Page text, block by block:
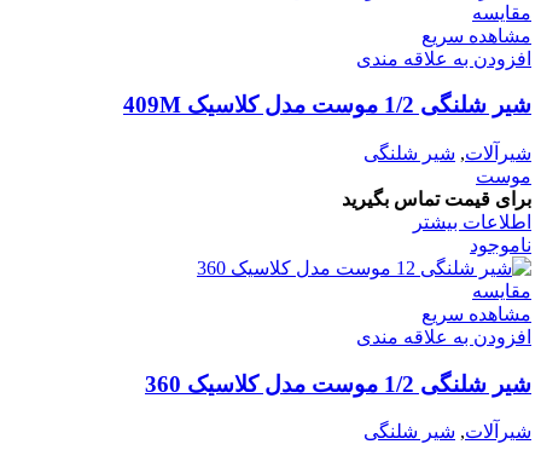
مقایسه
مشاهده سریع
افزودن به علاقه مندی
شیر شلنگی 1/2 موست مدل کلاسیک 409M
شیرآلات, شیر شلنگی
موست
برای قیمت تماس بگیرید
اطلاعات بیشتر
ناموجود
مقایسه
مشاهده سریع
افزودن به علاقه مندی
شیر شلنگی 1/2 موست مدل کلاسیک 360
شیرآلات, شیر شلنگی